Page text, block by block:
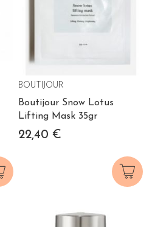
BOUTIJOUR
Boutijour Snow Lotus
Lifting Mask 35gr
22,40 €